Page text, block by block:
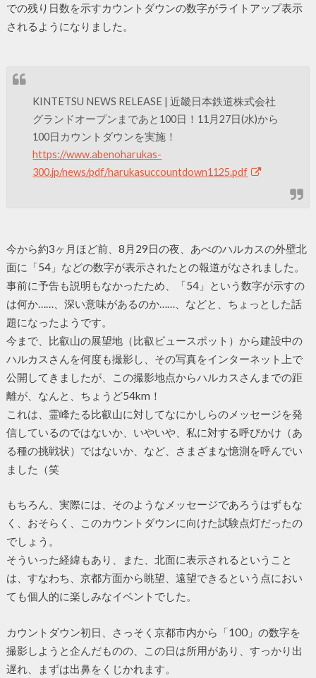
での残り日数を示すカウントダウンの数字がライトアップ表示
されるようになりました。
KINTETSU NEWS RELEASE | 近畿日本鉄道株式会社
グランドオープンまであと100日！11月27日(水)から
100日カウントダウンを実施！
https://www.abenoharukas-
300.jp/news/pdf/harukasuccountdown1125.pdf
今から約3ヶ月ほど前、8月29日の夜、あべのハルカスの外壁北
面に「54」などの数字が表示されたとの報道がなされました。
事前に予告も説明もなかったため、「54」という数字が示すの
は何か……、深い意味があるのか……、などと、ちょっとした話
題になったようです。
今まで、比叡山の展望地（比叡ビュースポット）から建設中の
ハルカスさんを何度も撮影し、その写真をインターネット上で
公開してきましたが、この撮影地点からハルカスさんまでの距
離が、なんと、ちょうど54km！
これは、霊峰たる比叡山に対してなにかしらのメッセージを発
信しているのではないか、いやいや、私に対する呼びかけ（あ
る種の挑戦状）ではないか、など、さまざまな憶測を呼んでい
ました（笑
もちろん、実際には、そのようなメッセージであろうはずもな
く、おそらく、このカウントダウンに向けた試験点灯だったの
でしょう。
そういった経緯もあり、また、北面に表示されるということ
は、すなわち、京都方面から眺望、遠望できるという点におい
ても個人的に楽しみなイベントでした。
カウントダウン初日、さっそく京都市内から「100」の数字を
撮影しようと企んだものの、この日は所用があり、すっかり出
遅れ、まずは出鼻をくじかれます。